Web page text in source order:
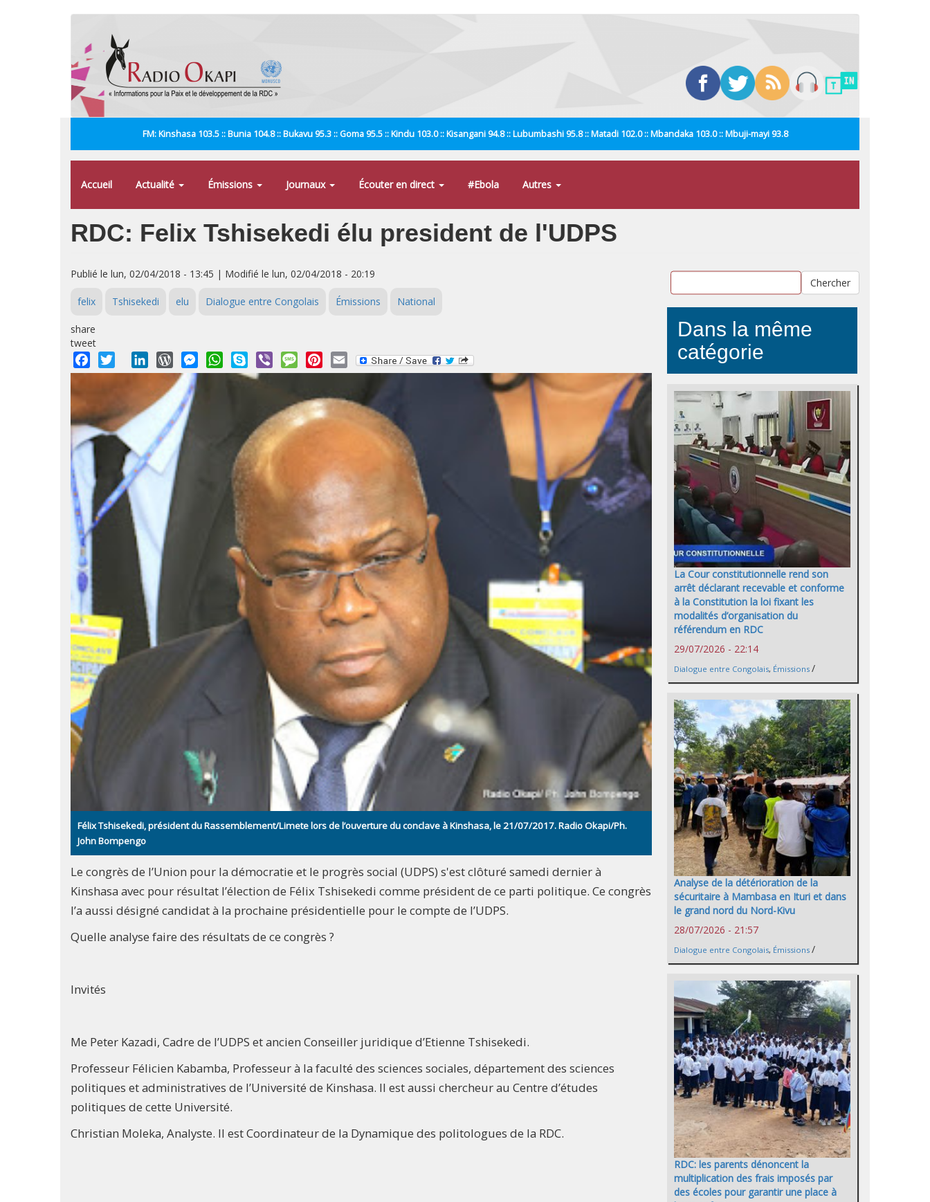
FM: Kinshasa 103.5 :: Bunia 104.8 :: Bukavu 95.3 :: Goma 95.5 :: Kindu 103.0 :: Kisangani 94.8 :: Lubumbashi 95.8 :: Matadi 102.0 :: Mbandaka 103.0 :: Mbuji-mayi 93.8
Accueil Actualité Émissions Journaux Écouter en direct #Ebola Autres
RDC: Felix Tshisekedi élu president de l'UDPS
Publié le lun, 02/04/2018 - 13:45 | Modifié le lun, 02/04/2018 - 20:19
felix Tshisekedi elu Dialogue entre Congolais Émissions National
share
tweet
Facebook
Twitter LinkedInWordPressMessengerWhatsApp
Skype Viber MessagePinterest
Email
Félix Tshisekedi, président du Rassemblement/Limete lors de l’ouverture du conclave à Kinshasa, le 21/07/2017. Radio Okapi/Ph.
John Bompengo
Le congrès de l’Union pour la démocratie et le progrès social (UDPS) s'est clôturé samedi dernier à
Kinshasa avec pour résultat l’élection de Félix Tshisekedi comme président de ce parti politique. Ce congrès
l’a aussi désigné candidat à la prochaine présidentielle pour le compte de l’UDPS.
Quelle analyse faire des résultats de ce congrès ?
Invités
Me Peter Kazadi, Cadre de l’UDPS et ancien Conseiller juridique d’Etienne Tshisekedi.
Professeur Félicien Kabamba, Professeur à la faculté des sciences sociales, département des sciences
politiques et administratives de l’Université de Kinshasa. Il est aussi chercheur au Centre d’études
politiques de cette Université.
Christian Moleka, Analyste. Il est Coordinateur de la Dynamique des politologues de la RDC.
Chercher
Dans la même
catégorie
La Cour constitutionnelle rend son
arrêt déclarant recevable et conforme
à la Constitution la loi fixant les
modalités d’organisation du
référendum en RDC
29/07/2026 - 22:14
Dialogue entre Congolais, Émissions /
Analyse de la détérioration de la
sécuritaire à Mambasa en Ituri et dans
le grand nord du Nord-Kivu
28/07/2026 - 21:57
Dialogue entre Congolais, Émissions /
RDC: les parents dénoncent la
multiplication des frais imposés par
des écoles pour garantir une place à